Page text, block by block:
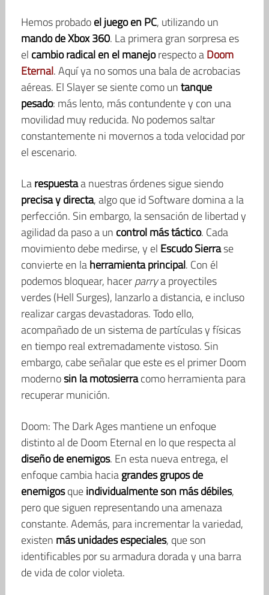
Hemos probadoel juego en PC, utilizando un
mando de Xbox 360. La primera gran sorpresa es
el cambio radical en el manejorespecto aDoom
Eternal. Aquí ya no somos una bala de acrobacias
aéreas. El Slayer se siente como untanque
pesado: más lento, más contundente y con una
movilidad muy reducida. No podemos saltar
constantemente ni movernos a toda velocidad por
el escenario.
Larespuestaa nuestras órdenes sigue siendo
precisa y directa, algo que id Software domina a la
perfección. Sin embargo, la sensación de libertad y
agilidad da paso a un control más táctico. Cada
movimiento debe medirse, y el Escudo Sierrase
convierte en laherramienta principal. Con él
podemos bloquear, hacerparrya proyectiles
verdes (Hell Surges), lanzarlo a distancia, e incluso
realizar cargas devastadoras. Todo ello,
acompañado de un sistema de partículas y físicas
en tiempo real extremadamente vistoso. Sin
embargo, cabe señalar que este es el primer Doom
modernosin la motosierracomo herramienta para
recuperar munición.
Doom: The Dark Ages mantiene un enfoque
distinto al de Doom Eternal en lo que respecta al
diseño de enemigos. En esta nueva entrega, el
enfoque cambia haciagrandes grupos de
enemigosqueindividualmente son más débiles,
pero que siguen representando una amenaza
constante. Además, para incrementar la variedad,
existen más unidades especiales, que son
identificables por su armadura dorada y una barra
de vida de color violeta.